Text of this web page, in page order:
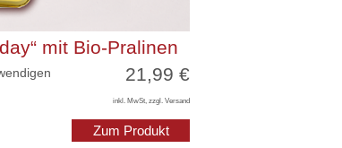
mit Bio-Pralinen
21,99 €
inkl. MwSt, zzgl. Versand
Zum Produkt